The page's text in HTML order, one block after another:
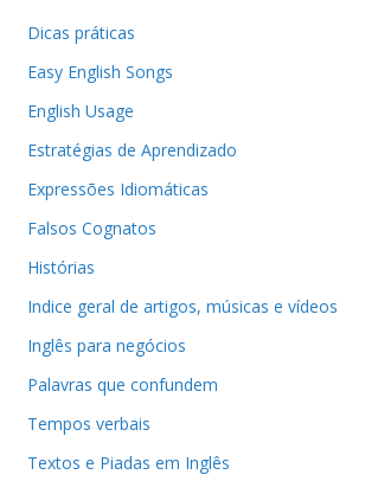
Dicas práticas
Easy English Songs
English Usage
Estratégias de Aprendizado
Expressões Idiomáticas
Falsos Cognatos
Histórias
Indice geral de artigos, músicas e vídeos
Inglês para negócios
Palavras que confundem
Tempos verbais
Textos e Piadas em Inglês